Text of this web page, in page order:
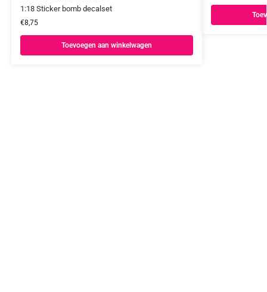
1:18 Sticker bomb decalset
€8,75
Toevoegen aan winkelwagen